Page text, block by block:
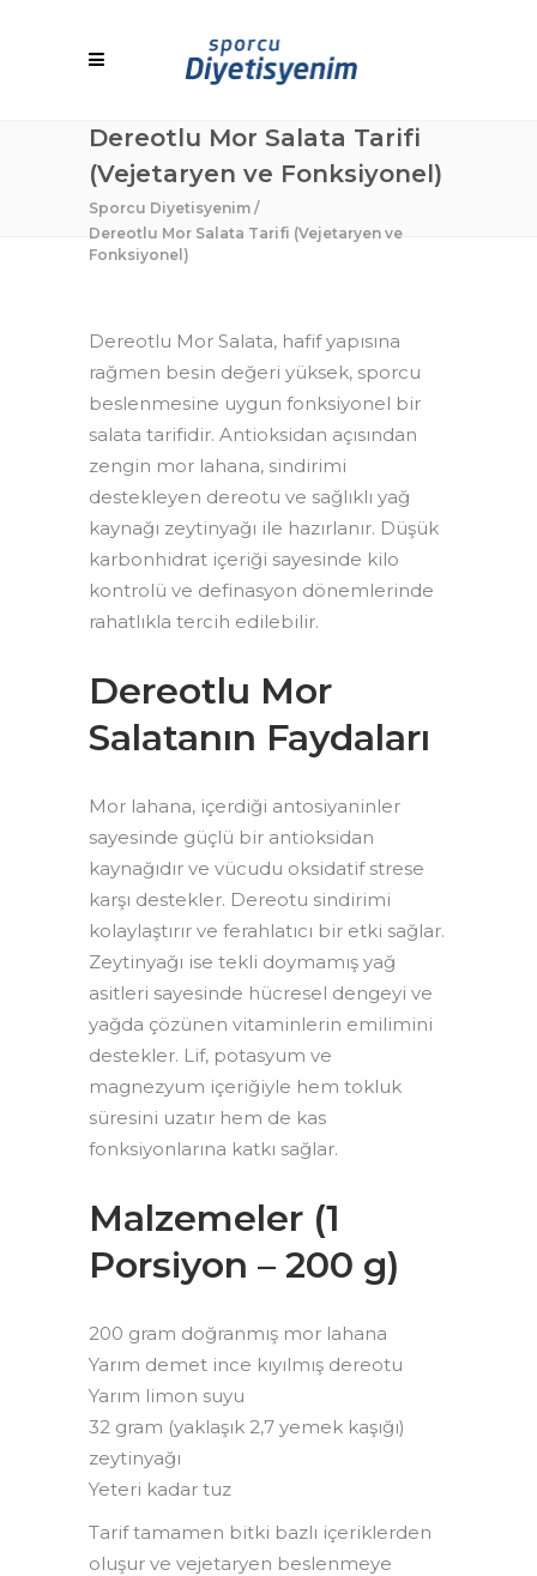
Dereotlu Mor Salata Tarifi
(Vejetaryen ve Fonksiyonel)
Sporcu Diyetisyenim /
Dereotlu Mor Salata Tarifi (Vejetaryen ve
Fonksiyonel)
Dereotlu Mor Salata, hafif yapısına
rağmen besin değeri yüksek, sporcu
beslenmesine uygun fonksiyonel bir
salata tarifidir. Antioksidan açısından
zengin mor lahana, sindirimi
destekleyen dereotu ve sağlıklı yağ
kaynağı zeytinyağı ile hazırlanır. Düşük
karbonhidrat içeriği sayesinde kilo
kontrolü ve definasyon dönemlerinde
rahatlıkla tercih edilebilir.
Dereotlu Mor
Salatanın Faydaları
Mor lahana, içerdiği antosiyaninler
sayesinde güçlü bir antioksidan
kaynağıdır ve vücudu oksidatif strese
karşı destekler. Dereotu sindirimi
kolaylaştırır ve ferahlatıcı bir etki sağlar.
Zeytinyağı ise tekli doymamış yağ
asitleri sayesinde hücresel dengeyi ve
yağda çözünen vitaminlerin emilimini
destekler. Lif, potasyum ve
magnezyum içeriğiyle hem tokluk
süresini uzatır hem de kas
fonksiyonlarına katkı sağlar.
Malzemeler (1
Porsiyon – 200 g)
200 gram doğranmış mor lahana
Yarım demet ince kıyılmış dereotu
Yarım limon suyu
32 gram (yaklaşık 2,7 yemek kaşığı)
zeytinyağı
Yeteri kadar tuz
Tarif tamamen bitki bazlı içeriklerden
oluşur ve vejetaryen beslenmeye